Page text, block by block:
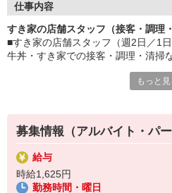
オシャレを捨てる必要はありません
急な出費も安心♪
■社員登用あり
将来を考えている方は必見です。
なか卯、かつ庵、ココス、ジョリ
ョーグループ！
その中のひとつ『すき家』でお仕事
仕事内容
すき家の店舗スタッフ（接客・調理
■すき家の店舗スタッフ（週2日／1日
牛丼・すき家での接客・調理・清掃
あなたの笑顔で！
すばやく提供！
他にも、食材の調整や金銭管理、新
様々なお仕事があります。
セルフオーダー、セルフ会計で、現
もっと見
募集情報（アルバイト・パー
給与
時給1,625円
勤務時間・曜日